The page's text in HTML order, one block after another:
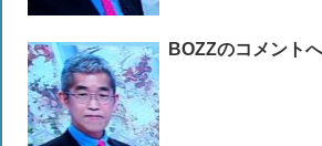
BOZZのコメント